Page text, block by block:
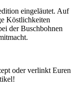
eingeläutet. Auf
Köstlichkeiten
der Buschbohnen
oder verlinkt Euren